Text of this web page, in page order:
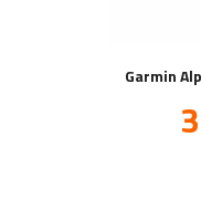
Garmin